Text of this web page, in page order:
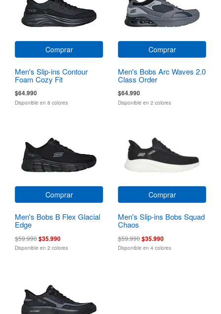
Comprar
Men's Slip-ins Contour
Foam Cozy Fit
$64.990
Disponible en 8 colores
Comprar
Men's Bobs Arc Waves 2.0
Class Order
$64.990
Disponible en 2 colores
Comprar
Men's Bobs B Flex Glacial
Edge
$59.990$35.990
Disponible en 2 colores
Comprar
Men's Slip-ins Bobs Squad
Chaos
$59.990$35.990
Disponible en 4 colores